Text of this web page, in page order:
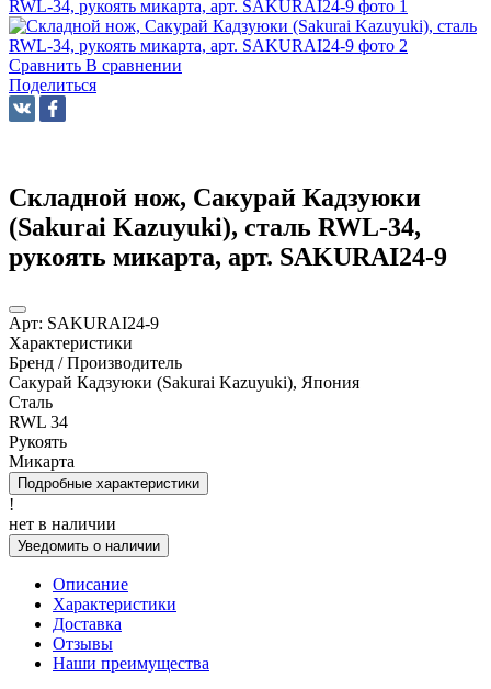
Сравнить В сравнении
Поделиться
Складной нож, Сакурай Кадзуюки
(Sakurai Kazuyuki), сталь RWL-34,
рукоять микарта, арт. SAKURAI24-9
Арт: SAKURAI24-9
Характеристики
Бренд / Производитель
Сакурай Кадзуюки (Sakurai Kazuyuki), Япония
Сталь
RWL 34
Рукоять
Микарта
Подробные характеристики
!
нет в наличии
Уведомить о наличии
Описание
Характеристики
Доставка
Отзывы
Наши преимущества